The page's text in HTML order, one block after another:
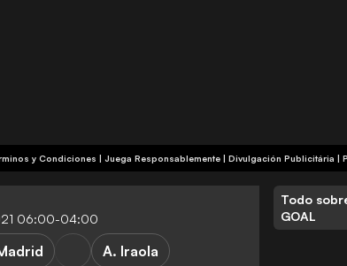
| Se aplican Términos y Condiciones | Juega Responsablemente| Divulgación Publicitária |
06:00-04:00
A. Iraola
Todo
GOAL